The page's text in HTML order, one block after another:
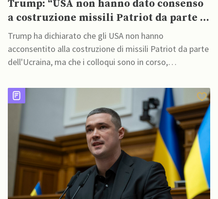
Trump: “USA non hanno dato consenso
a costruzione missili Patriot da parte di
Kiev”
Trump ha dichiarato che gli USA non hanno
acconsentito alla costruzione di missili Patriot da parte
dell'Ucraina, ma che i colloqui sono in corso,
nel permettere a qualcuno di costruirli"